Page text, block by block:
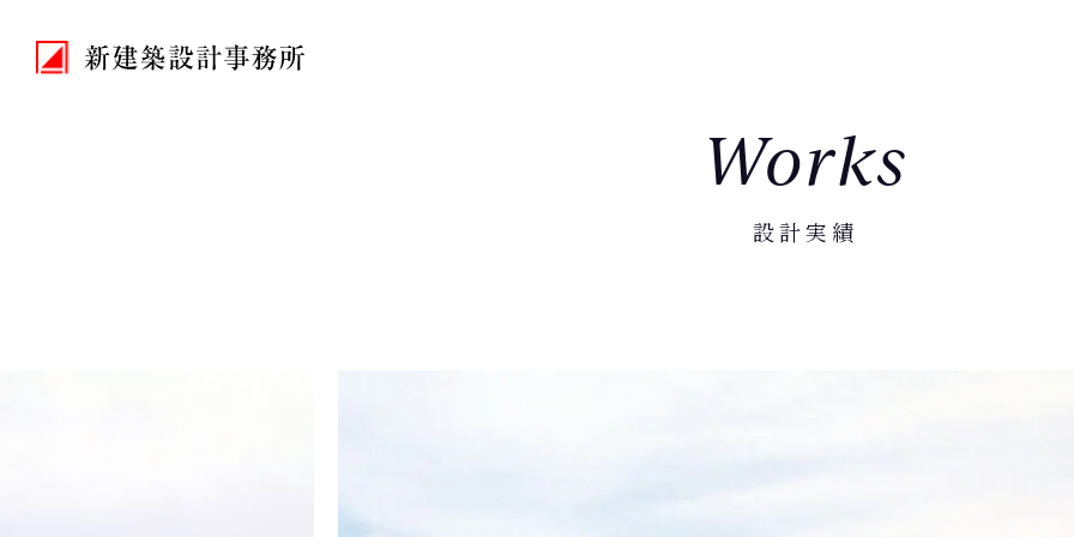
Works
設計実績